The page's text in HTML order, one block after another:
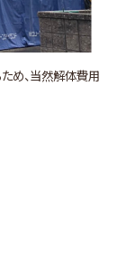
め、当然解体費用